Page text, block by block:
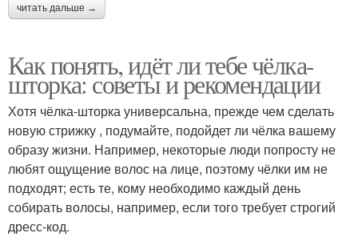
читать дальше →
Как понять, идёт ли тебе чёлка-
шторка: советы и рекомендации
Хотя чёлка-шторка универсальна, прежде чем сделать
новую стрижку , подумайте, подойдет ли чёлка вашему
образу жизни. Например, некоторые люди попросту не
любят ощущение волос на лице, поэтому чёлки им не
подходят; есть те, кому необходимо каждый день
собирать волосы, например, если того требует строгий
дресс-код.